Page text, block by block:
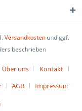
Versandkosten und ggf.
beschrieben
Über uns
Kontakt
AGB Impressum